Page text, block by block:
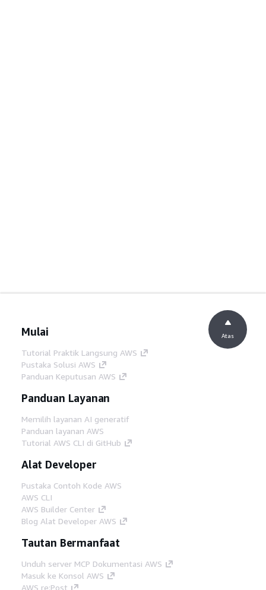
Mulai
Tutorial Praktik Langsung AWS
Pustaka Solusi AWS
Panduan Keputusan AWS
Panduan Layanan
Memilih layanan AI generatif
Panduan layanan AWS
Tutorial AWS CLI di GitHub
Alat Developer
Pustaka Contoh Kode AWS
AWS CLI
AWS Builder Center
Blog Alat Developer AWS
Tautan Bermanfaat
Unduh server MCP Dokumentasi AWS
Masuk ke Konsol AWS
AWS re:Post
Atas